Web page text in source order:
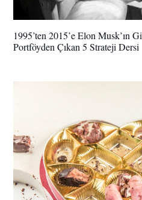
1995’ten 2015’e Elon Musk’ın
Portföyden Çıkan 5 Strateji Dersi